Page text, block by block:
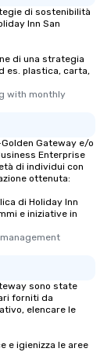
di sostenibilità
Inn San
di una strategia
es. plastica, carta,
with monthly
Gateway e/o
Enterprise
di individui con
ottenuta:
di Holiday Inn
e iniziative in
sono state
forniti da
elencare le
e igienizza le aree